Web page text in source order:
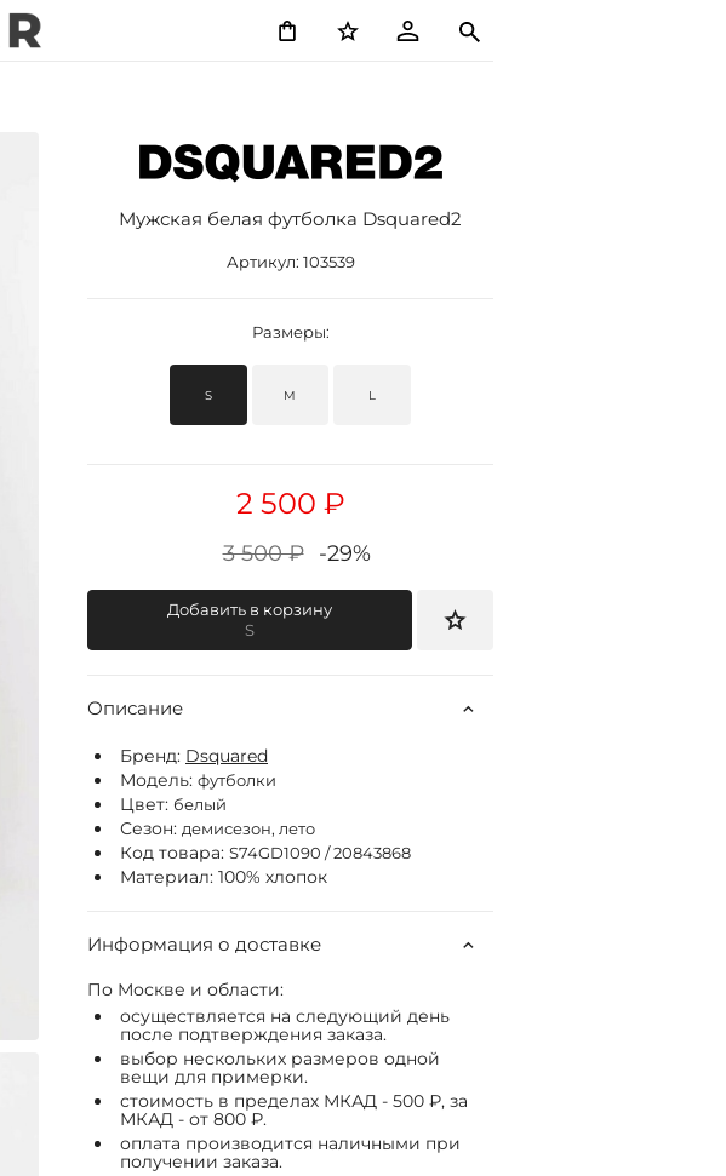
Мужская белая футболка Dsquared2
Артикул: 103539
Размеры:
S M L
2 500 ₽
3 500 ₽ -29%
Добавить в корзину
S
Описание
Бренд: Dsquared
Модель: футболки
Цвет: белый
Сезон: демисезон, лето
Код товара: S74GD1090 / 20843868
Материал: 100% хлопок
Информация о доставке
По Москве и области:
осуществляется на следующий день
после подтверждения заказа.
выбор нескольких размеров одной
вещи для примерки.
стоимость в пределах МКАД - 500 ₽, за
МКАД - от 800 ₽.
оплата производится наличными при
получении заказа.